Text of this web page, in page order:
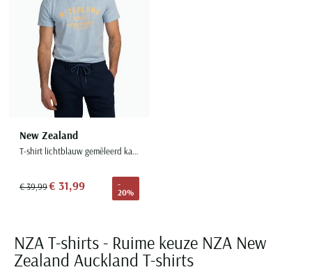
New Zealand
T-shirt lichtblauw gemêleerd katoen
€ 39,99€ 31,99
-
20%
NZA T-shirts - Ruime keuze NZA New
Zealand Auckland T-shirts